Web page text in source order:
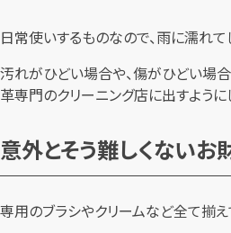
日常使いするものなので、雨に濡れて
汚れがひどい場合や、傷がひどい場
革専門のクリーニング店に出すように
意外とそう難しくない
専用のブラシやクリームなど全て揃え